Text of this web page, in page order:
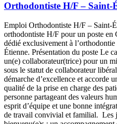
Orthodontiste H/F – Saint-
Emploi Orthodontiste H/F – Saint-
orthodontiste H/F pour un poste en
dédié exclusivement à
Étienne. Présentation du poste Le
un(e) collaborateur(trice) pour un
sous le statut de collaborateur
démarche d’excellence et accorde
qualité de la prise en charge des
personne partageant des valeurs
esprit d’équipe et une bonne
de travail convivial et familial. Les